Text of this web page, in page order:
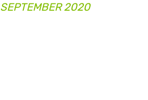
SEPTEMBER 2020